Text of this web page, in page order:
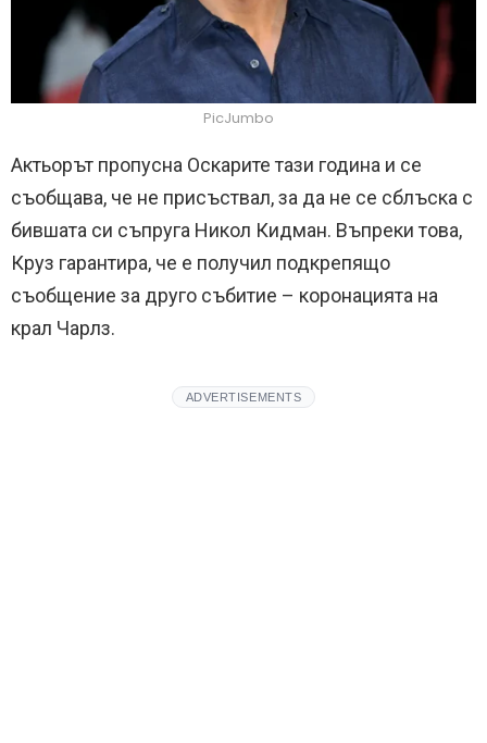
PicJumbo
Актьорът пропусна Оскарите тази година и се
съобщава, че не присъствал, за да не се сблъска с
бившата си съпруга Никол Кидман. Въпреки това,
Круз гарантира, че е получил подкрепящо
съобщение за друго събитие – коронацията на
крал Чарлз.
ADVERTISEMENTS